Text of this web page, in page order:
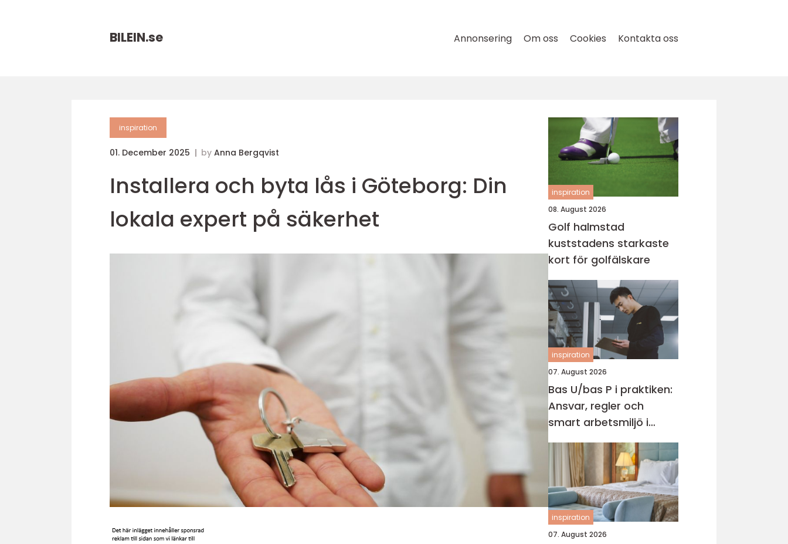
BILEIN.se Annonsering Om oss Cookies Kontakta oss
inspiration
01. December 2025 by Anna Bergqvist
Installera och byta lås i Göteborg: Din
lokala expert på säkerhet
inspiration
08. August 2026
Golf halmstad
kuststadens starkaste
kort för golfälskare
inspiration
07. August 2026
Bas U/bas P i praktiken:
Ansvar, regler och
smart arbetsmiljö i
byggprojekt
inspiration
07. August 2026